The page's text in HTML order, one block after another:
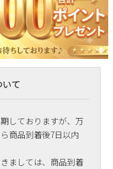
て
しておりますが、万
商品到着後7日以内
ましては、商品到着